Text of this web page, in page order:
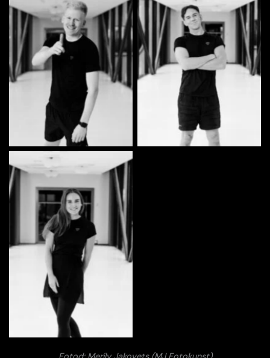
Kaarel Kõuts | Tantsija Henry Veskioja | Tantsija
Annabel Steinberg |
Inspitsient, orgunnar